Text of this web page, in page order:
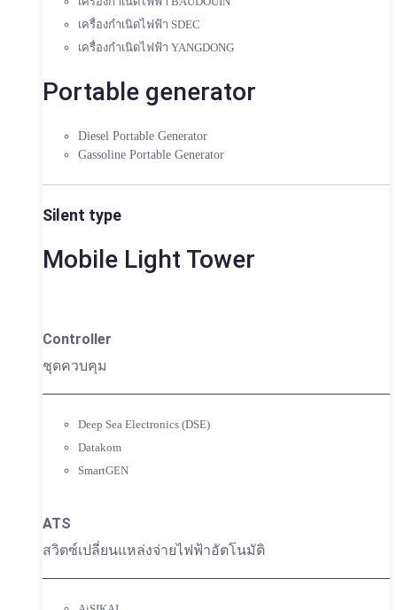
เครื่องกำเนิดไฟฟ้า SDEC
เครื่องกำเนิดไฟฟ้า YANGDONG
Portable generator
Diesel Portable Generator
Gassoline Portable Generator
Silent type
Mobile Light Tower
Controller
ชุดควบคุม
Deep Sea Electronics (DSE)
Datakom
SmartGEN
ATS
สวิตซ์เปลี่ยนแหล่งจ่ายไฟฟ้าอัตโนมัติ